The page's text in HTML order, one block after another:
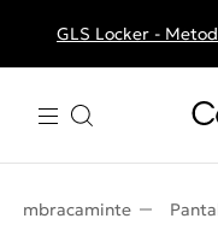
Livrare gratuita
GLS Locker -
Imbracaminte